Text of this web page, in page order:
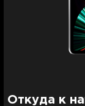
Откуда к